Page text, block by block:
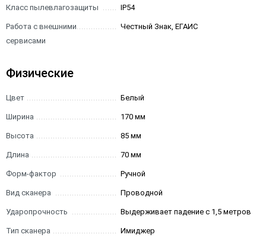
Класс пылевлагозащиты IP54
Работа с внешними
сервисами
Честный Знак, ЕГАИС
Физические
Цвет Белый
Ширина 170 мм
Высота 85 мм
Длина 70 мм
Форм-фактор Ручной
Вид сканера Проводной
Ударопрочность Выдерживает падение с 1,5 метров
Тип сканера Имиджер